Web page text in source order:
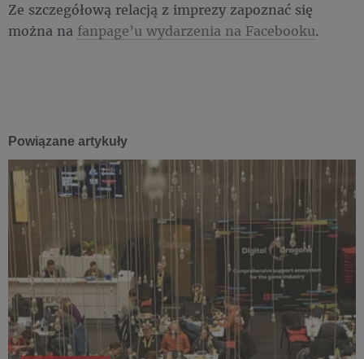
Ze szczegółową relacją z imprezy zapoznać się
można na fanpage’u wydarzenia na Facebooku.
Powiązane artykuły